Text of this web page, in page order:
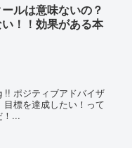
ルは意味ないの？
！！効果がある本
!! ポジティブアドバイザ
標を達成したい！って
！...